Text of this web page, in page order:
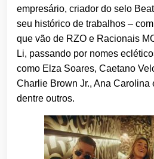
empresário, criador do selo
seu histórico de trabalhos –
que vão de RZO e Racionais
Li, passando por nomes
como Elza Soares, Caetano
Charlie Brown Jr., Ana Carolina
dentre outros.